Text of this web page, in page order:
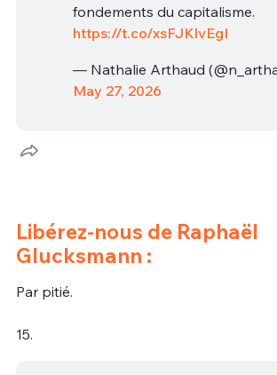
fondements du capitalisme.
https://t.co/xsFJKlvEgI
— Nathalie Arthaud
May 27, 2026
Libérez-nous de Raphaël
Glucksmann :
Par pitié.
15.